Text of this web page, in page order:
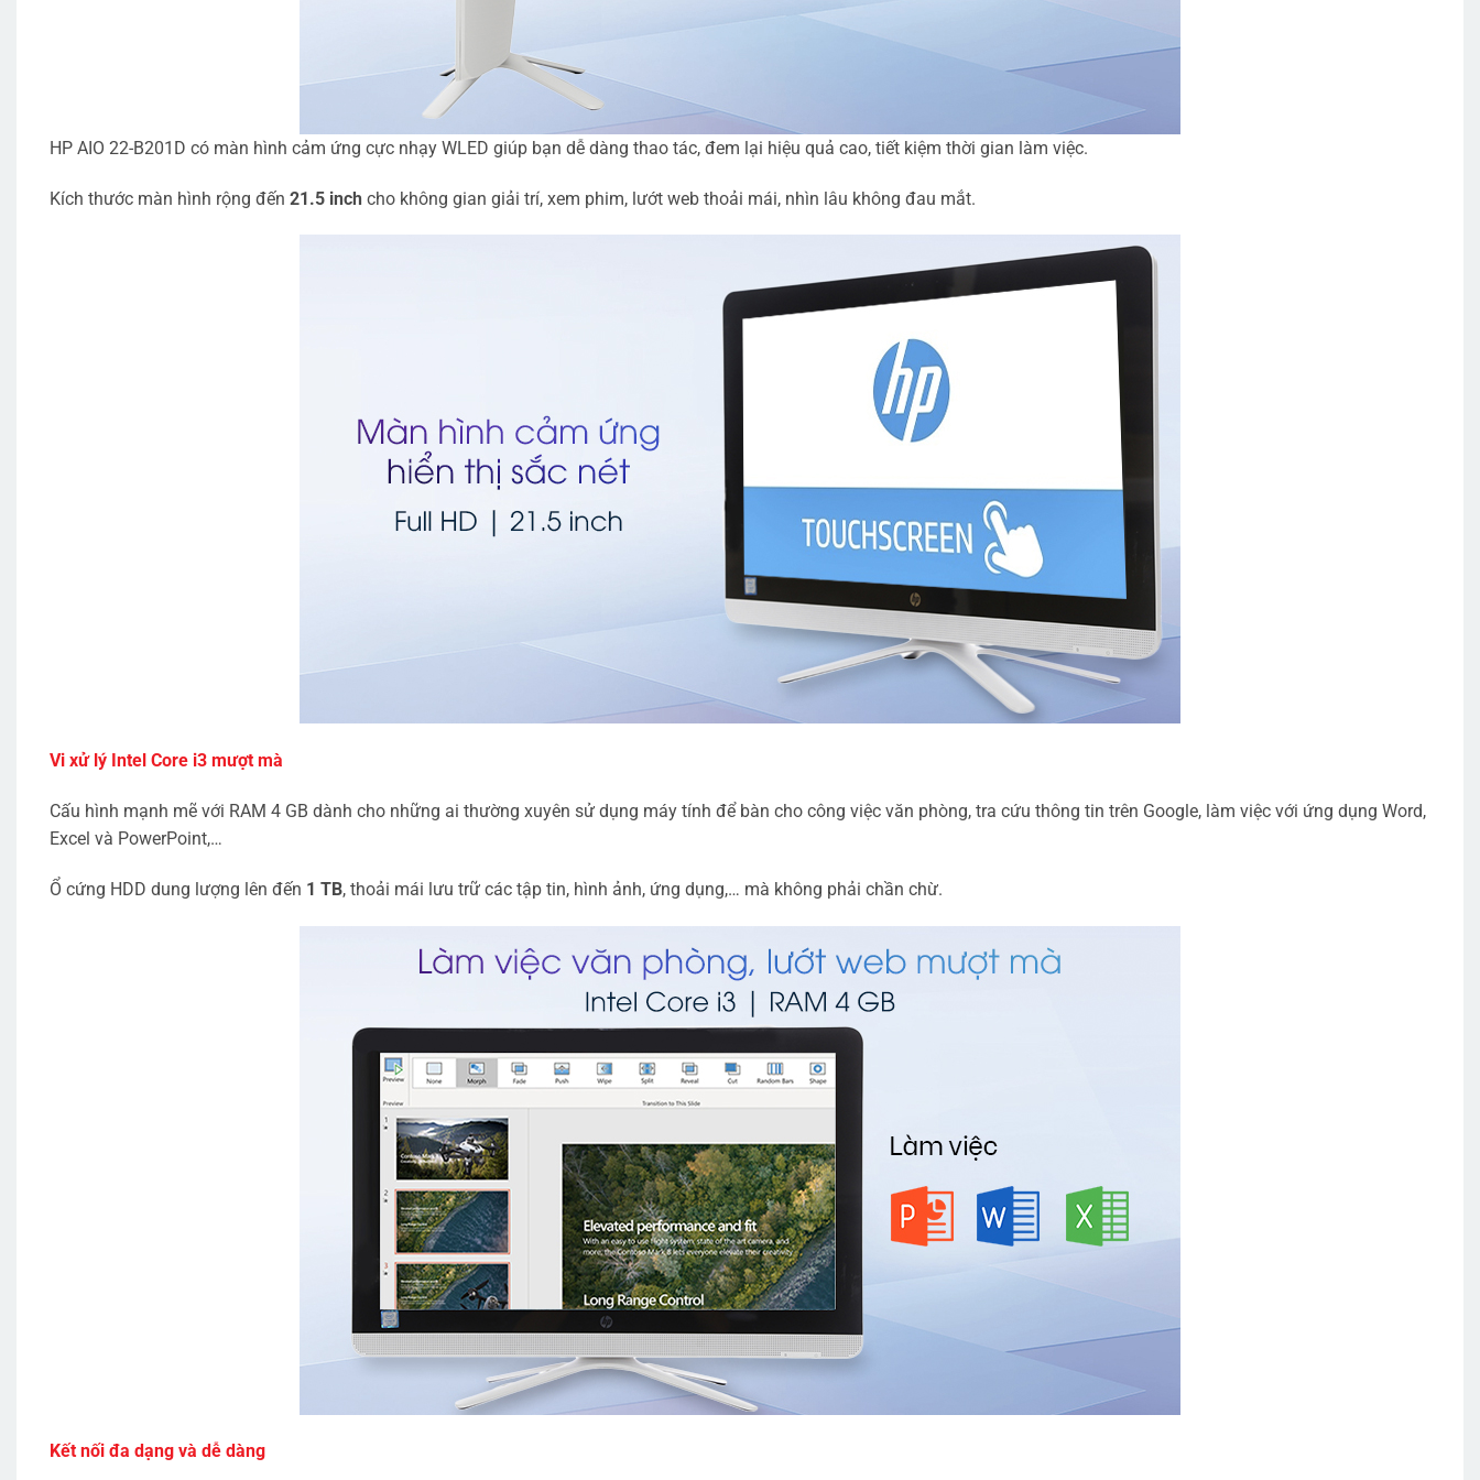
HP AIO 22-B201D có màn hình cảm ứng cực nhạy WLED giúp bạn dễ dàng thao tác, đem lại hiệu quả cao, tiết kiệm thời gian làm việc.
Kích thước màn hình rộng đến 21.5 inch cho không gian giải trí, xem phim, lướt web thoải mái, nhìn lâu không đau mắt.
Vi xử lý Intel Core i3 mượt mà
Cấu hình mạnh mẽ với RAM 4 GB dành cho những ai thường xuyên sử dụng máy tính để bàn cho công việc văn phòng, tra cứu thông tin trên Google, làm việc với ứng dụng Word,
Excel và PowerPoint,…
Ổ cứng HDD dung lượng lên đến 1 TB, thoải mái lưu trữ các tập tin, hình ảnh, ứng dụng,… mà không phải chần chừ.
Kết nối đa dạng và dễ dàng